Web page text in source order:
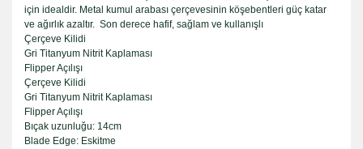
için idealdir. Metal kumul arabası çerçevesinin köşebentleri güç katar
ve ağırlık azaltır. Son derece hafif, sağlam ve kullanışlı
Çerçeve Kilidi
Gri Titanyum Nitrit Kaplaması
Flipper Açılışı
Çerçeve Kilidi
Gri Titanyum Nitrit Kaplaması
Flipper Açılışı
Bıçak uzunluğu: 14cm
Blade Edge: Eskitme